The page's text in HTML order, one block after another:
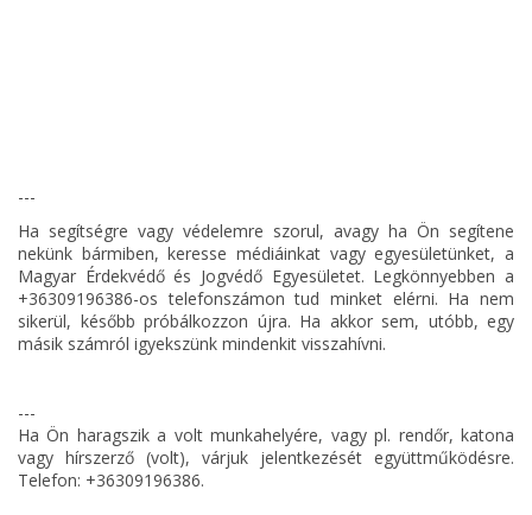
---
Ha segítségre vagy védelemre szorul, avagy ha Ön segítene
nekünk bármiben, keresse médiáinkat vagy egyesületünket, a
Magyar Érdekvédő és Jogvédő Egyesületet. Legkönnyebben a
+36309196386-os telefonszámon tud minket elérni. Ha nem
sikerül, később próbálkozzon újra. Ha akkor sem, utóbb, egy
másik számról igyekszünk mindenkit visszahívni.
---
Ha Ön haragszik a volt munkahelyére, vagy pl. rendőr, katona
vagy hírszerző (volt), várjuk jelentkezését együttműködésre.
Telefon: +36309196386.